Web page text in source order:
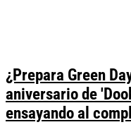
¿Prepara Green
aniversario de
ensayando al